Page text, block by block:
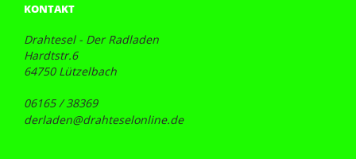
KONTAKT
Drahtesel - Der Radladen
Hardtstr.6
64750 Lützelbach
06165 / 38369
derladen@drahteselonline.de